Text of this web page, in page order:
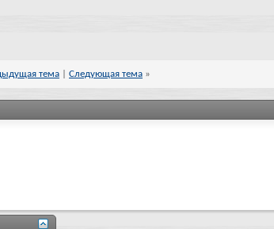
тема Следующая тема »